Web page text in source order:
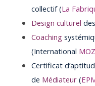
collectif (La
Design culturel
Coaching
(International
Certificat
de Médiateur (